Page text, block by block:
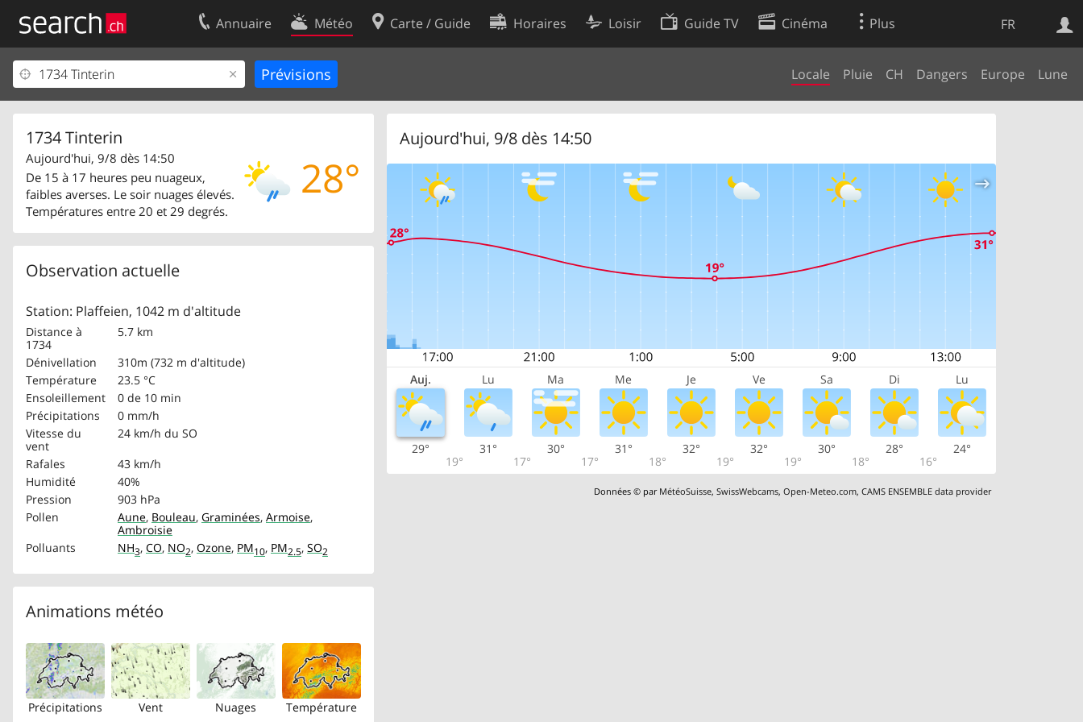
FR
Annuaire Météo Carte / Guide Horaires Loisir Guide TV Cinéma Plus
Locale Pluie CH Dangers Europe Lune
1734 Tinterin
28°
Aujourd'hui, 9/8 dès 14:50
De 15 à 17 heures peu nuageux,
faibles averses. Le soir nuages élevés.
Températures entre 20 et 29 degrés.
Observation actuelle
Station: Plaffeien, 1042 m d'altitude
Distance à
1734
5.7 km
Dénivellation
310m (732 m d'altitude)
Température
23.5 °C
Ensoleillement
0 de 10 min
Précipitations
0 mm/h
Vitesse du
vent
24 km/h du SO
Rafales
43 km/h
Humidité
40%
Pression
903 hPa
Pollen
Aune, Bouleau, Graminées, Armoise,
Ambroisie
Polluants
NH3, CO, NO2, Ozone, PM10, PM2.5, SO2
Animations météo
Précipitations Vent Nuages Température
Aujourd'hui, 9/8 dès 14:50
Auj. Lu Ma Me Je Ve Sa Di Lu
29°
19°
31°
17°
30°
17°
31°
18°
32°
19°
32°
19°
30°
18°
28°
16°
24°
Données © par MétéoSuisse,SwissWebcams,Open-Meteo.com,CAMS ENSEMBLE data provider
Web
Votre inscription
Centre clients
Contact
Conditions d’utilisation
Préférences de cookies